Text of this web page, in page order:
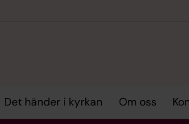
Det händer i kyrkan Om oss